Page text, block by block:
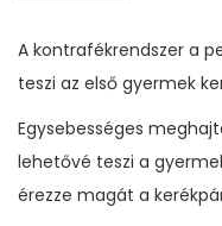
A kontrafékrendszer a
teszi az első gyermek
Egysebességes
lehetővé teszi a
érezze magát a